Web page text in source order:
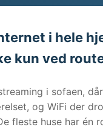
i hele
kun ved
i sofaen,
og WiFi der
fleste huse har én